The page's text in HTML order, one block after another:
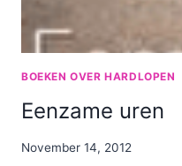
BOEKEN OVER HARDLOPEN
Eenzame uren
By
November 14, 2012